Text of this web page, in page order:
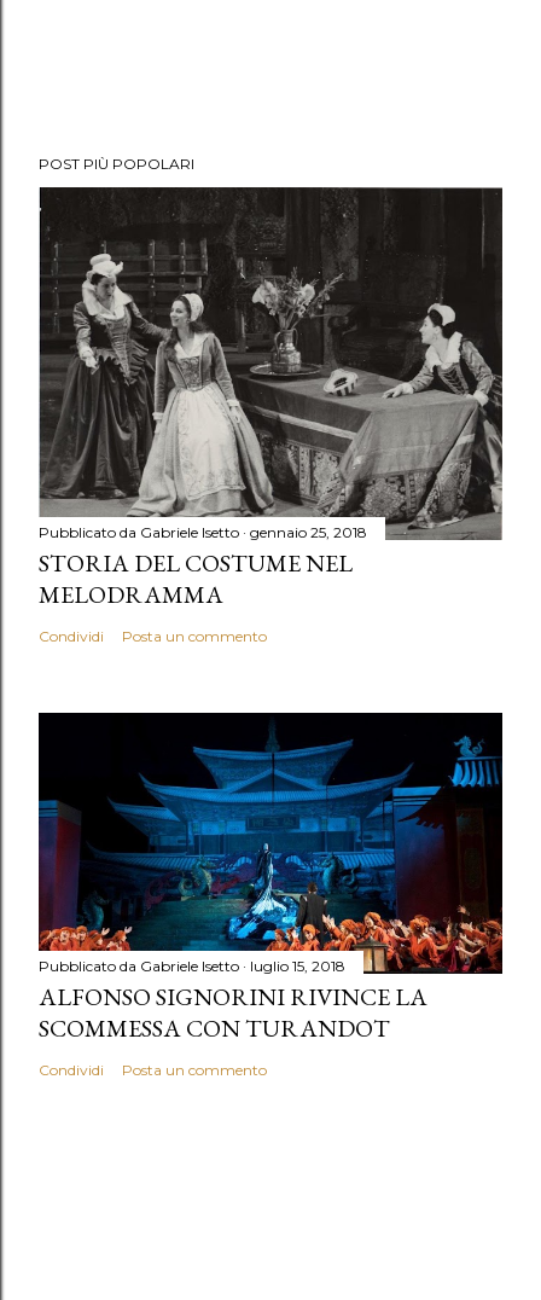
POST PIÙ POPOLARI
Pubblicato da Gabriele Isetto gennaio 25, 2018
STORIA DEL COSTUME NEL
MELODRAMMA
Condividi Posta un commento
Pubblicato da Gabriele Isetto luglio 15, 2018
ALFONSO SIGNORINI RIVINCE LA
SCOMMESSA CON TURANDOT
Condividi Posta un commento